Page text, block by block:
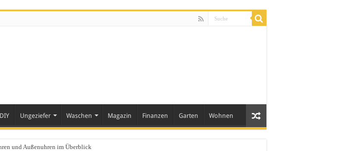
DIY Ungeziefer Waschen Magazin Finanzen Garten Wohnen
und Außenuhren im Überblick